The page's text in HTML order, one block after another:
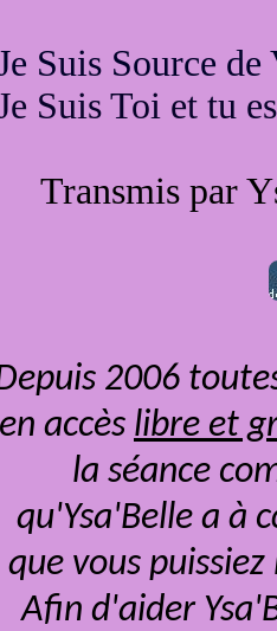
Suis Source
Suis Toi et tu
Transmis par
2006
en accès libre et
la séance
qu'Ysa'Belle a à
que vous
Afin d'aider